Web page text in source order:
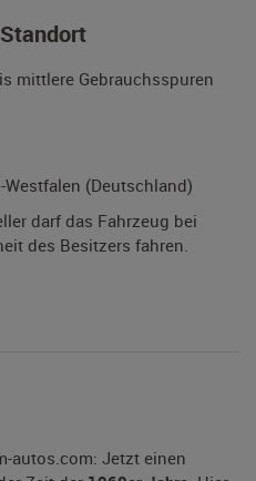
mittlere Gebrauchsspuren
Westfalen (Deutschland)
darf das Fahrzeug bei
des Besitzers fahren.
autos.com: Jetzt einen